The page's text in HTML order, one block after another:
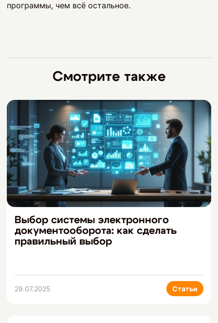
программы, чем всё остальное.
Смотрите также
Выбор системы электронного
документооборота: как сделать
правильный выбор
29.07.2025 Статьи